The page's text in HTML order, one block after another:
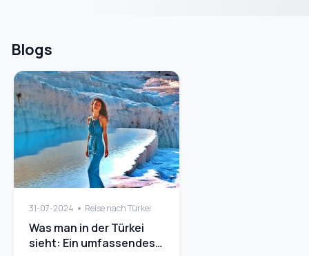
Blogs
31-07-2024 Reise nach Türkei
Was man in der Türkei
sieht: Ein umfassendes